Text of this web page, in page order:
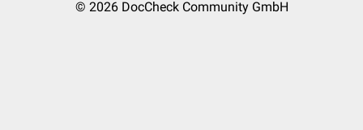
© 2026 DocCheck Community GmbH